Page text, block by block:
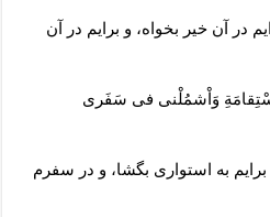
در آن خير بخواه، و برايم در آن
وَاْشمُلْنى فى سَفَرى
به استوارى بگشا، و در سفرم